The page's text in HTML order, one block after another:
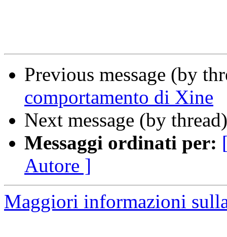
Previous message (by
comportamento di Xine
Next message (by
Messaggi ordinati per:
Autore ]
Maggiori informazioni